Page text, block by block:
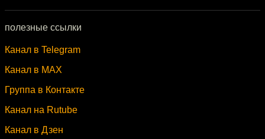
полезные ссылки
Канал в Telegram
Канал в MAX
Группа в Контакте
Канал на Rutube
Канал в Дзен